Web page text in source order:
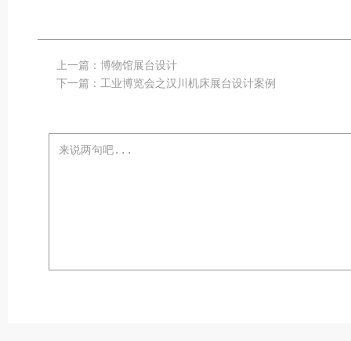
上一篇：博物馆展台设计
下一篇：工业博览会之汉川机床展台设计案例